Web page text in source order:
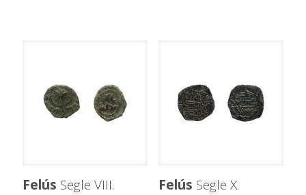
Felús Segle VIII. Felús Segle X.